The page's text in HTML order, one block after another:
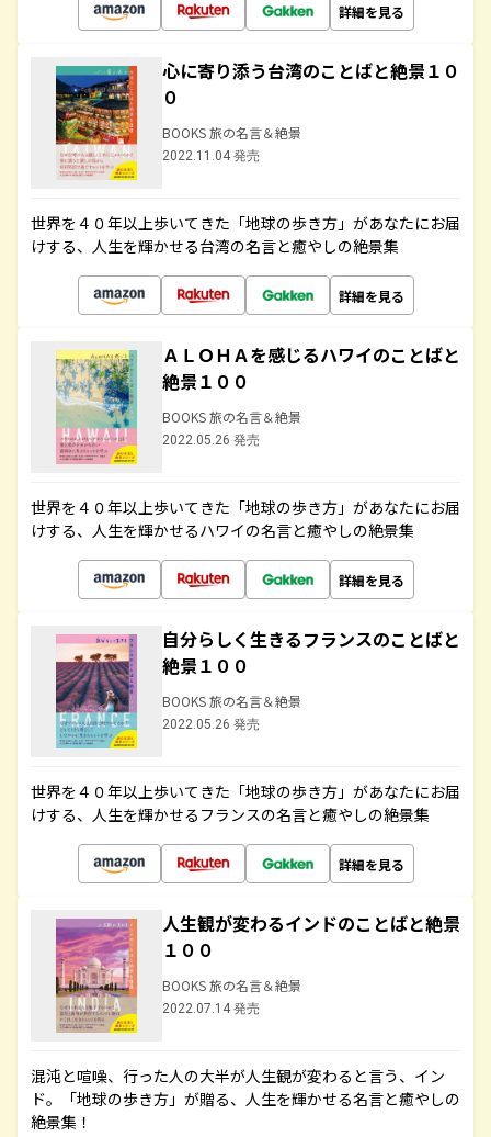
詳細を見る
心に寄り添う台湾のことばと絶景１０
０
BOOKS 旅の名言＆絶景
2022.11.04 発売
世界を４０年以上歩いてきた「地球の歩き方」があなたにお届
けする、人生を輝かせる台湾の名言と癒やしの絶景集
詳細を見る
ＡＬＯＨＡを感じるハワイのことばと
絶景１００
BOOKS 旅の名言＆絶景
2022.05.26 発売
世界を４０年以上歩いてきた「地球の歩き方」があなたにお届
けする、人生を輝かせるハワイの名言と癒やしの絶景集
詳細を見る
自分らしく生きるフランスのことばと
絶景１００
BOOKS 旅の名言＆絶景
2022.05.26 発売
世界を４０年以上歩いてきた「地球の歩き方」があなたにお届
けする、人生を輝かせるフランスの名言と癒やしの絶景集
詳細を見る
人生観が変わるインドのことばと絶景
１００
BOOKS 旅の名言＆絶景
2022.07.14 発売
混沌と喧噪、行った人の大半が人生観が変わると言う、イン
ド。「地球の歩き方」が贈る、人生を輝かせる名言と癒やしの
絶景集！